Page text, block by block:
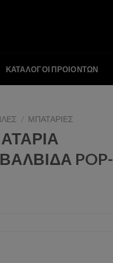
ΚΑΤΑΛΟΓΟΙ ΠΡΟΙΟΝΤΩΝ
/ ΜΠΑΤΑΡΙΕΣ
POP-